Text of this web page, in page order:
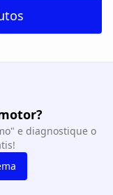
e diagnostique o